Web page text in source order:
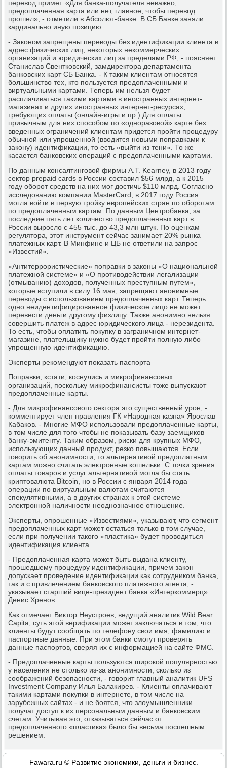
перевод примет. «Для банка-получателя неважно,
предоплаченная карта или нет, главное, чтобы перевод
прошел», - отметили в Абсолют-банке. В СБ Банке заняли
кардинально иную позицию:
- Законом запрещены переводы без идентификации клиента в
адрес физических лиц, некоторых некоммерческих
организаций и юридических лиц за пределами РФ, - поясняет
Станислав Свентковский, замдиректора департамента
банковских карт СБ Банка. - К таким клиентам относятся
большинство тех, кто пользуется предоплаченными и
виртуальными картами. Теперь им нельзя будет
расплачиваться такими картами в иностранных интернет-
магазинах и других иностранных интернет-ресурсах,
требующих оплаты (онлайн-игры и пр.) Для оплаты
привычным для них способом по «одноразовой» карте без
введенных ограничений клиентам придется пройти процедуру
обычной или упрощенной (вводится новыми поправками к
закону) идентификации, то есть «выйти из тени». То же
касается банковских операций с предоплаченными картами.
По данным консалтинговой фирмы A.T. Kearney, в 2013 году
сектор prepaid cards в России cоставил $56 млрд, а к 2015
году оборот средств на них мог достичь $110 млрд. Согласно
исследованию компании MasterCard, в 2017 году Россия
могла войти в первую тройку европейских стран по оборотам
по предоплаченным картам. По данным Центробанка, за
последние пять лет количество предоплаченных карт в
России выросло с 455 тыс. до 43,3 млн штук. По оценкам
регулятора, этот инструмент сейчас занимает 20% рынка
платежных карт. В Минфине и ЦБ не ответили на запрос
«Известий».
«Антитеррористические» поправки в законы «О национальной
платежной системе» и «О противодействии легализации
(отмыванию) доходов, полученных преступным путем»,
которые вступили в силу 16 мая, запрещают анонимные
переводы с использованием предоплаченных карт. Теперь
одно неидентифицированное физическое лицо не может
перевести деньги другому физлицу. Также анонимно нельзя
совершить платеж в адрес юридического лица - нерезидента.
То есть, чтобы оплатить покупку в заграничном интернет-
магазине, плательщику нужно будет пройти полную либо
упрощенную идентификацию.
Эксперты рекомендуют показать паспорта
Поправки, кстати, коснулись и микрофинансовых
организаций, поскольку микрофинансисты тоже выпускают
предоплаченные карты.
- Для микрофинансового сектора это существенный урон, -
комментирует член правления ГК «Народная казна» Ярослав
Кабаков. - Многие МФО использовали предоплаченные карты,
в том числе для того чтобы не показывать базу заемщиков
банку-эмитенту. Таким образом, риски для крупных МФО,
использующих данный продукт, резко повышаются. Если
говорить об анонимности, то альтернативой предоплатным
картам можно считать электронные кошельки. С точки зрения
оплаты товаров и услуг альтернативой могла бы стать
криптовалюта Bitcoin, но в России с января 2014 года
операции по виртуальным валютам считаются
спекулятивными, а в других странах к этой системе
электронной наличности неоднозначное отношение.
Эксперты, опрошенные «Известиями», указывают, что сегмент
предоплаченных карт может остаться только в том случае,
если при получении такого «пластика» будет проводиться
идентификация клиента.
- Предоплаченная карта может быть выдана клиенту,
прошедшему процедуру идентификации, причем закон
допускает проведение идентификации как сотрудником банка,
так и с привлечением банковского платежного агента, -
указывает старший вице-президент банка «Интеркоммерц»
Денис Хренов.
Как отмечает Виктор Неустроев, ведущий аналитик Wild Bear
Capita, суть этой верификации может заключаться в том, что
клиенты будут сообщать по телефону свои имя, фамилию и
паспортные данные. При этом банки смогут проверять
данные паспортов, сверяя их с информацией на сайте ФМС.
- Предоплаченные карты пользуются широкой популярностью
у населения не столько из-за анонимности, сколько из
соображений безопасности, - говорит главный аналитик UFS
Investment Company Илья Балакирев. - Клиенты оплачивают
такими картами покупки в интернете, в том числе на
зарубежных сайтах - и не боятся, что злоумышленники
получат доступ к их персональным данным и банковским
счетам. Учитывая это, отказываться сейчас от
предоплаченного «пластика» было бы весьма поспешным
решением.
Fawara.ru © Развитие экономики, деньги и бизнес.